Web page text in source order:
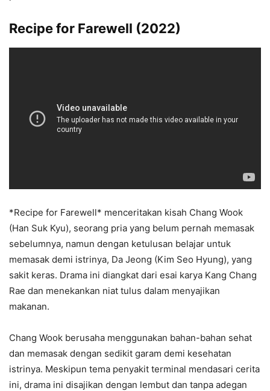
Recipe for Farewell (2022)
*Recipe for Farewell* menceritakan kisah Chang Wook
(Han Suk Kyu), seorang pria yang belum pernah memasak
sebelumnya, namun dengan ketulusan belajar untuk
memasak demi istrinya, Da Jeong (Kim Seo Hyung), yang
sakit keras. Drama ini diangkat dari esai karya Kang Chang
Rae dan menekankan niat tulus dalam menyajikan
makanan.
Chang Wook berusaha menggunakan bahan-bahan sehat
dan memasak dengan sedikit garam demi kesehatan
istrinya. Meskipun tema penyakit terminal mendasari cerita
ini, drama ini disajikan dengan lembut dan tanpa adegan